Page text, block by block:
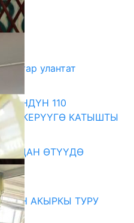
улантат
110
ЭСКЕРҮҮГӨ КАТЫШТЫ
ӨТҮҮДӨ
АКЫРКЫ ТУРУ